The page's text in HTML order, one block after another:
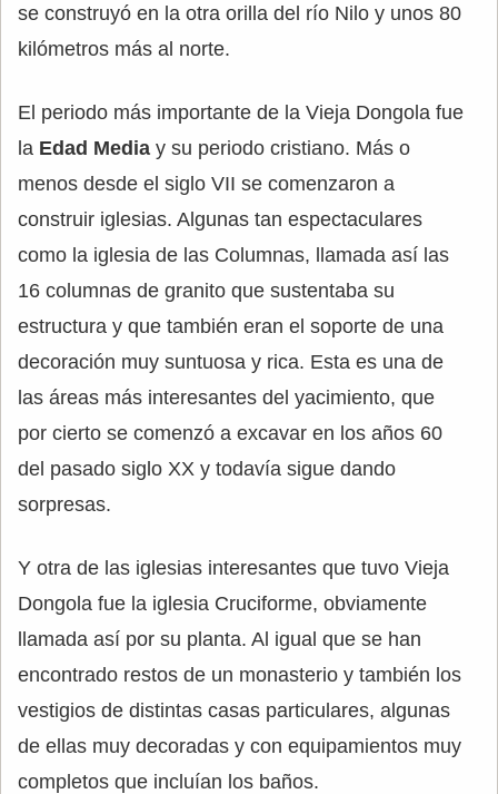
se construyó en la otra orilla del río Nilo y unos 80
kilómetros más al norte.
El periodo más importante de la Vieja Dongola fue
la Edad Media y su periodo cristiano. Más o
menos desde el siglo VII se comenzaron a
construir iglesias. Algunas tan espectaculares
como la iglesia de las Columnas, llamada así las
16 columnas de granito que sustentaba su
estructura y que también eran el soporte de una
decoración muy suntuosa y rica. Esta es una de
las áreas más interesantes del yacimiento, que
por cierto se comenzó a excavar en los años 60
del pasado siglo XX y todavía sigue dando
sorpresas.
Y otra de las iglesias interesantes que tuvo Vieja
Dongola fue la iglesia Cruciforme, obviamente
llamada así por su planta. Al igual que se han
encontrado restos de un monasterio y también los
vestigios de distintas casas particulares, algunas
de ellas muy decoradas y con equipamientos muy
completos que incluían los baños.